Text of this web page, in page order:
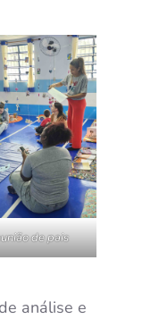
de pais
análise e